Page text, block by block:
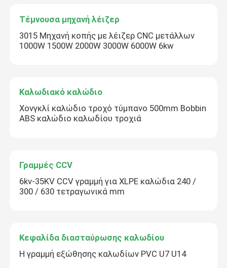
Τέμνουσα μηχανή λέιζερ
3015 Μηχανή κοπής με λέιζερ CNC μετάλλων
1000W 1500W 2000W 3000W 6000W 6kw
Καλωδιακό καλώδιο
Χονγκλί καλώδιο τροχό τύμπανο 500mm Bobbin
ABS καλώδιο καλωδίου τροχιά
Γραμμές CCV
6kv-35KV CCV γραμμή για XLPE καλώδια 240 /
300 / 630 τετραγωνικά mm
Κεφαλίδα διασταύρωσης καλωδίου
Η γραμμή εξώθησης καλωδίων PVC U7 U14